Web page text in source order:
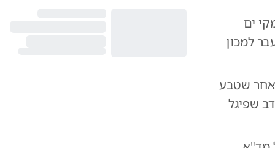
ים
למכון
שטבע
שפיגל